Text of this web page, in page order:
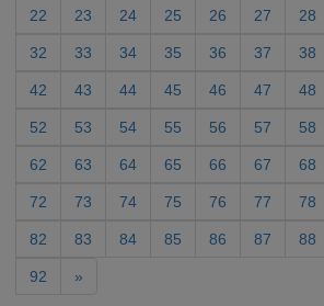
22 23 24 25 26 27 28
32 33 34 35 36 37 38
42 43 44 45 46 47 48
52 53 54 55 56 57 58
62 63 64 65 66 67 68
72 73 74 75 76 77 78
82 83 84 85 86 87 88
92 »